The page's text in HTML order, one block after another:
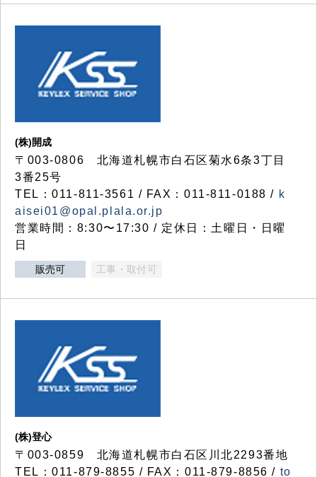
(株)開成
〒003-0806 北海道札幌市白石区菊水6条3丁目
3番25号
TEL：011-811-3561 / FAX：011-811-0188 / k
aisei01@opal.plala.or.jp
営業時間：8:30〜17:30 / 定休日：土曜日・日曜
日
販売可 工事・取付可
(株)登心
〒003-0859 北海道札幌市白石区川北2293番地
TEL：011-879-8855 / FAX：011-879-8856 / to